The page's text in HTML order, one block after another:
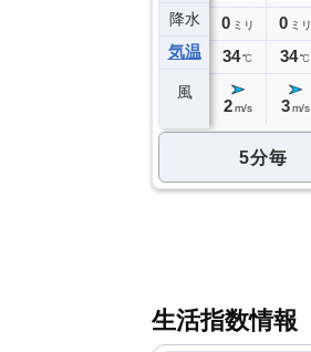
降水
気温
風
0ミリ
33℃
0 ミリ
34℃
2 m/s
0 ミリ
34℃
3 m/s
5分毎
生活指数情報